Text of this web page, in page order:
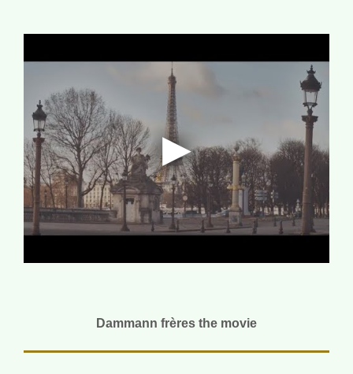
Dammann frères the movie